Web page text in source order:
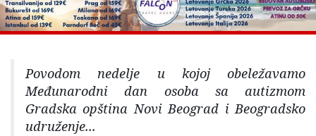
Povodom nedelje u kojoj obeležavamo
Međunarodni dan osoba sa autizmom
Gradska opština Novi Beograd i Beogradsko
udruženje...